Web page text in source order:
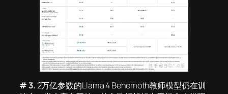
# 3.2万亿参数的Llama 4 Behemoth教师模型仍在训